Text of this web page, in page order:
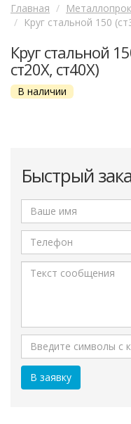
Главная
Круг стальной 150
Круг стальной
ст20Х, ст40Х)
В наличии
Быстрый